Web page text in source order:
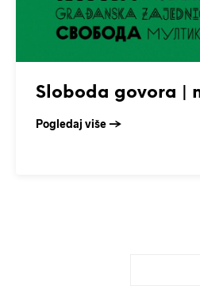
Sloboda govora |
Pogledaj više →